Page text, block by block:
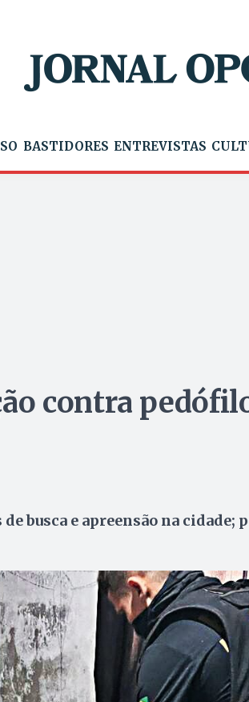
BASTIDORES ENTREVISTAS
contra
busca e apreensão na cidade;